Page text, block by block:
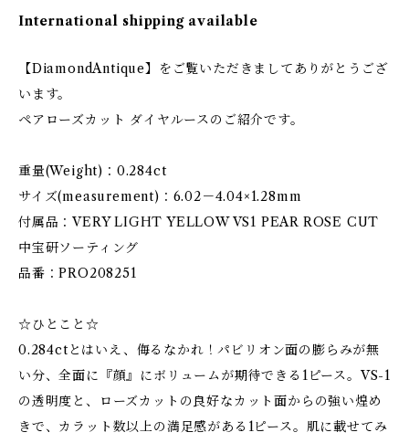
International shipping available
【DiamondAntique】をご覧いただきましてありがとうござ
います。
ペアローズカット ダイヤルースのご紹介です。
重量(Weight)：0.284ct
サイズ(measurement)：6.02－4.04×1.28mm
付属品：VERY LIGHT YELLOW VS1 PEAR ROSE CUT
中宝研ソーティング
品番：PRO208251
☆ひとこと☆
0.284ctとはいえ、侮るなかれ！パビリオン面の膨らみが無
い分、全面に『顔』にボリュームが期待できる1ピース。VS-1
の透明度と、ローズカットの良好なカット面からの強い煌め
きで、カラット数以上の満足感がある1ピース。肌に載せてみ